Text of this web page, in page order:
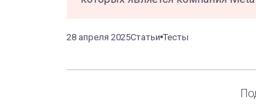
28 апреля 2025Статьи Тесты